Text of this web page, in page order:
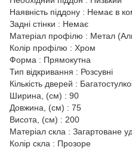
Наявність піддону : Немає в
Задні стінки : Немає
Матеріал профілю : Метал
Колір профілю : Хром
Форма : Прямокутна
Тип відкривання : Розсувні
Кількість дверей :
Ширина, (см) : 90
Довжина, (см) : 75
Висота, (см) : 200
Матеріал скла : Загартоване
Колір скла : Прозоре